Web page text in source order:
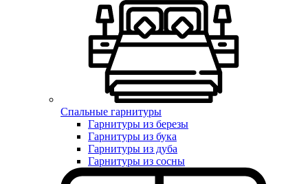
Спальные гарнитуры
Гарнитуры из березы
Гарнитуры из бука
Гарнитуры из дуба
Гарнитуры из сосны